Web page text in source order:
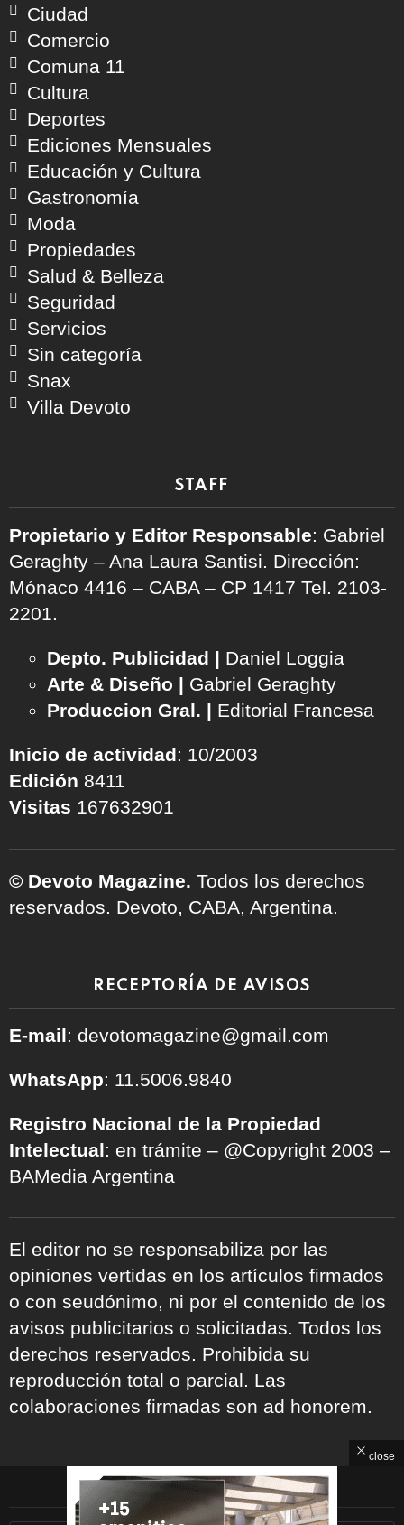
Ciudad
Comercio
Comuna 11
Cultura
Deportes
Ediciones Mensuales
Educación y Cultura
Gastronomía
Moda
Propiedades
Salud & Belleza
Seguridad
Servicios
Sin categoría
Snax
Villa Devoto
STAFF
Propietario y Editor Responsable: Gabriel
Geraghty – Ana Laura Santisi. Dirección:
Mónaco 4416 – CABA – CP 1417 Tel. 2103-
2201.
Depto. Publicidad | Daniel Loggia
Arte & Diseño | Gabriel Geraghty
Produccion Gral. | Editorial Francesa
Inicio de actividad: 10/2003
Edición 8411
Visitas 167632901
© Devoto Magazine. Todos los derechos
reservados. Devoto, CABA, Argentina.
RECEPTORÍA DE AVISOS
E-mail: devotomagazine@gmail.com
WhatsApp: 11.5006.9840
Registro Nacional de la Propiedad
Intelectual: en trámite – @Copyright 2003 –
BAMedia Argentina
El editor no se responsabiliza por las
opiniones vertidas en los artículos firmados
o con seudónimo, ni por el contenido de los
avisos publicitarios o solicitadas. Todos los
derechos reservados. Prohibida su
reproducción total o parcial. Las
colaboraciones firmadas son ad honorem.
ARCHIVOS
close